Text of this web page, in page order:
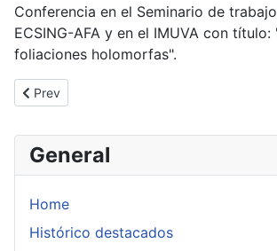
General
Home
Histórico destacados
Conferencia en el Seminario de
ECSING-AFA y en el IMUVA con título:
foliaciones holomorfas".
Previous article: Jean-Pierre Ramis. Marzo
Prev